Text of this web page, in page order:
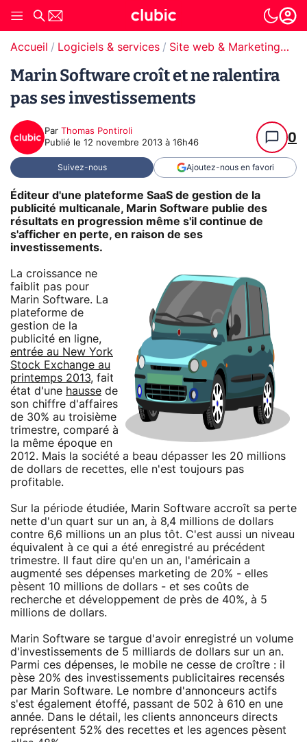
Accueil Logiciels & services Site web & Marketing Digital
Marin Software croît et ne ralentira
pas ses investissements
Par Thomas Pontiroli
Publié le 12 novembre 2013 à 16h46 0
Suivez-nous Ajoutez-nous en favori
Éditeur d'une plateforme SaaS de gestion de la
publicité multicanale, Marin Software publie des
résultats en progression même s'il continue de
s'afficher en perte, en raison de ses
investissements.
La croissance ne
faiblit pas pour
Marin Software. La
plateforme de
gestion de la
publicité en ligne,
entrée au New York
Stock Exchange au
printemps 2013, fait
état d'une hausse de
son chiffre d'affaires
de 30% au troisième
trimestre, comparé à
la même époque en
2012. Mais la société a beau dépasser les 20 millions
de dollars de recettes, elle n'est toujours pas
profitable.
Sur la période étudiée, Marin Software accroît sa perte
nette d'un quart sur un an, à 8,4 millions de dollars
contre 6,6 millions un an plus tôt. C'est aussi un niveau
équivalent à ce qui a été enregistré au précédent
trimestre. Il faut dire qu'en un an, l'américain a
augmenté ses dépenses marketing de 20% - elles
pèsent 10 millions de dollars - et ses coûts de
recherche et développement de près de 40%, à 5
millions de dollars.
Marin Software se targue d'avoir enregistré un volume
d'investissements de 5 milliards de dollars sur un an.
Parmi ces dépenses, le mobile ne cesse de croître : il
pèse 20% des investissements publicitaires recensés
par Marin Software. Le nombre d'annonceurs actifs
s'est également étoffé, passant de 502 à 610 en une
année. Dans le détail, les clients annonceurs directs
représentent 52% des recettes et les agences pèsent